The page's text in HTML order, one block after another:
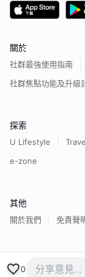
0
關於
社群最強使用指南
社群焦點功能及升級
探索
U Lifestyle
e-zone
其他
關於我們 免責聲
香港經濟日報版權所有©